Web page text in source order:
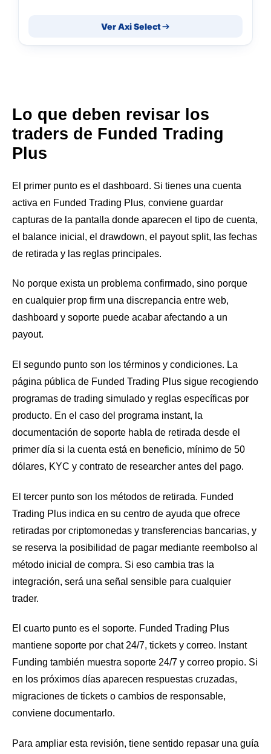
Ver Axi Select
Lo que deben revisar los
traders de Funded Trading
Plus
El primer punto es el dashboard. Si tienes una cuenta
activa en Funded Trading Plus, conviene guardar
capturas de la pantalla donde aparecen el tipo de cuenta,
el balance inicial, el drawdown, el payout split, las fechas
de retirada y las reglas principales.
No porque exista un problema confirmado, sino porque
en cualquier prop firm una discrepancia entre web,
dashboard y soporte puede acabar afectando a un
payout.
El segundo punto son los términos y condiciones. La
página pública de Funded Trading Plus sigue recogiendo
programas de trading simulado y reglas específicas por
producto. En el caso del programa instant, la
documentación de soporte habla de retirada desde el
primer día si la cuenta está en beneficio, mínimo de 50
dólares, KYC y contrato de researcher antes del pago.
El tercer punto son los métodos de retirada. Funded
Trading Plus indica en su centro de ayuda que ofrece
retiradas por criptomonedas y transferencias bancarias, y
se reserva la posibilidad de pagar mediante reembolso al
método inicial de compra. Si eso cambia tras la
integración, será una señal sensible para cualquier
trader.
El cuarto punto es el soporte. Funded Trading Plus
mantiene soporte por chat 24/7, tickets y correo. Instant
Funding también muestra soporte 24/7 y correo propio. Si
en los próximos días aparecen respuestas cruzadas,
migraciones de tickets o cambios de responsable,
conviene documentarlo.
Para ampliar esta revisión, tiene sentido repasar una guía